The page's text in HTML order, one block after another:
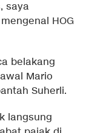
saya
HOG
belakang
Mario
Suherli.
langsung